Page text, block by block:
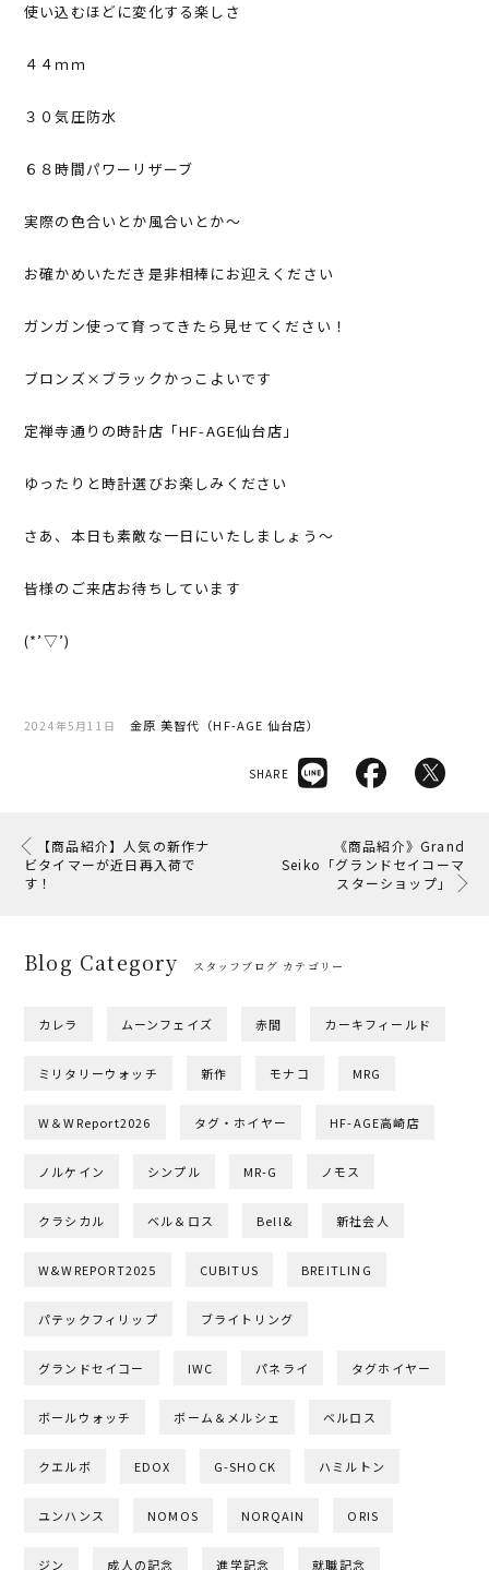
使い込むほどに変化する楽しさ
４４ｍｍ
３０気圧防水
６８時間パワーリザーブ
実際の色合いとか風合いとか～
お確かめいただき是非相棒にお迎えください
ガンガン使って育ってきたら見せてください！
ブロンズ×ブラックかっこよいです
定禅寺通りの時計店「HF-AGE仙台店」
ゆったりと時計選びお楽しみください
さあ、本日も素敵な一日にいたしましょう～
皆様のご来店お待ちしています
(*’▽’)
2024年5月11日 金原 美智代（HF-AGE 仙台店）
SHARE
【商品紹介】人気の新作ナ
ビタイマーが近日再入荷で
す！
《商品紹介》Grand
Seiko「グランドセイコーマ
スターショップ」
Blog Category スタッフブログ カテゴリー
カレラ ムーンフェイズ 赤間 カーキフィールド
ミリタリーウォッチ 新作 モナコ MRG
W＆WReport2026 タグ・ホイヤー HF-AGE高崎店
ノルケイン シンプル MR-G ノモス
クラシカル ベル＆ロス Bell& 新社会人
W&WREPORT2025 CUBITUS BREITLING
パテックフィリップ ブライトリング
グランドセイコー IWC パネライ タグホイヤー
ボールウォッチ ボーム＆メルシェ ベルロス
クエルボ EDOX G-SHOCK ハミルトン
ユンハンス NOMOS NORQAIN ORIS
ジン 成人の記念 進学記念 就職記念